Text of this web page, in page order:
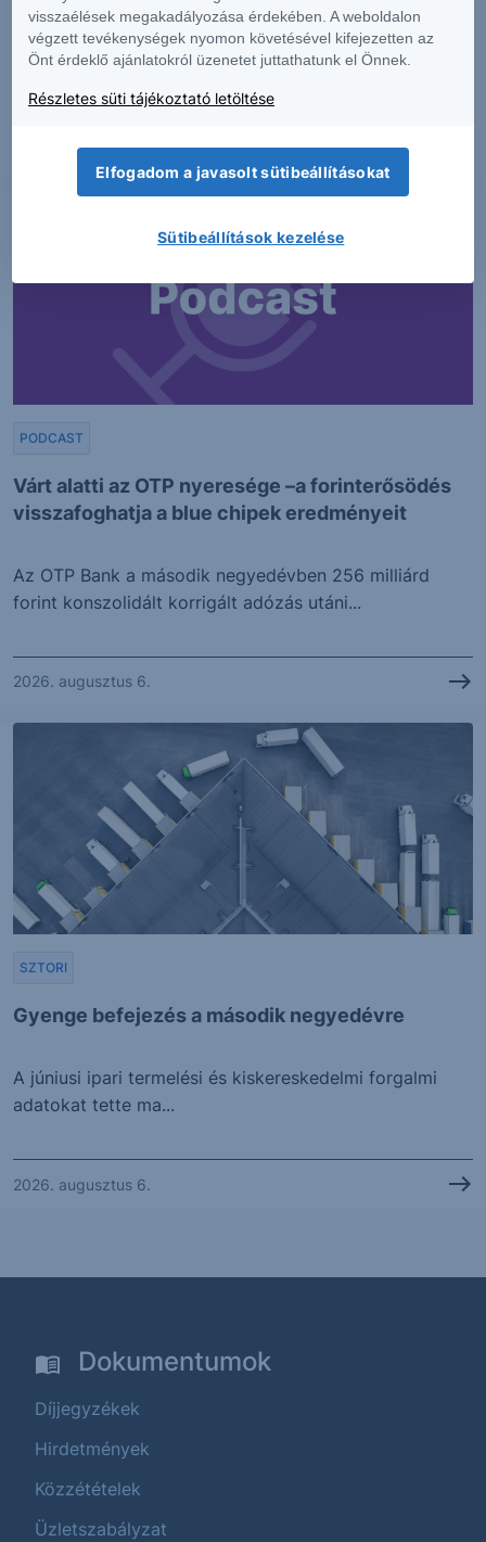
MTel: Változatlan második negyedéves
eredmény
2026. augusztus 6.
Várt alatti az OTP nyeresége –a forinterősödés
visszafoghatja a blue chipek eredményeit
PODCAST
Az OTP Bank a második negyedévben 256 milliárd
forint konszolidált korrigált adózás utáni...
2026. augusztus 6.
Gyenge befejezés a második negyedévre
SZTORI
A júniusi ipari termelési és kiskereskedelmi forgalmi
adatokat tette ma...
2026. augusztus 6.
Dokumentumok
Díjjegyzékek
Hirdetmények
Közzétételek
Üzletszabályzat
visszaélések megakadályozása érdekében. A weboldalon
végzett tevékenységek nyomon követésével kifejezetten az
Önt érdeklő ajánlatokról üzenetet juttathatunk el Önnek.
Részletes süti tájékoztató letöltése
Elfogadom a javasolt sütibeállításokat
Sütibeállítások kezelése